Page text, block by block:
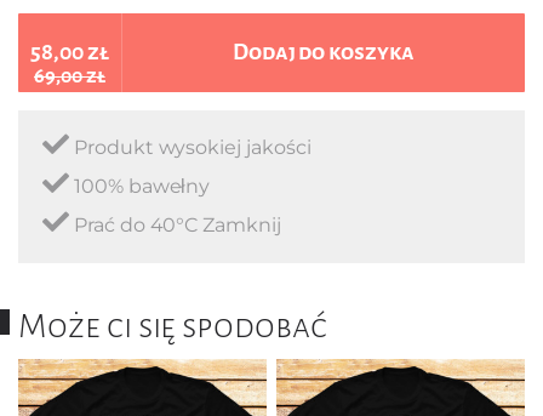
58,00 zł
69,00 zł
Dodaj do koszyka
Produkt wysokiej jakości
100% bawełny
Prać do 40°C Zamknij
Może ci się spodobać